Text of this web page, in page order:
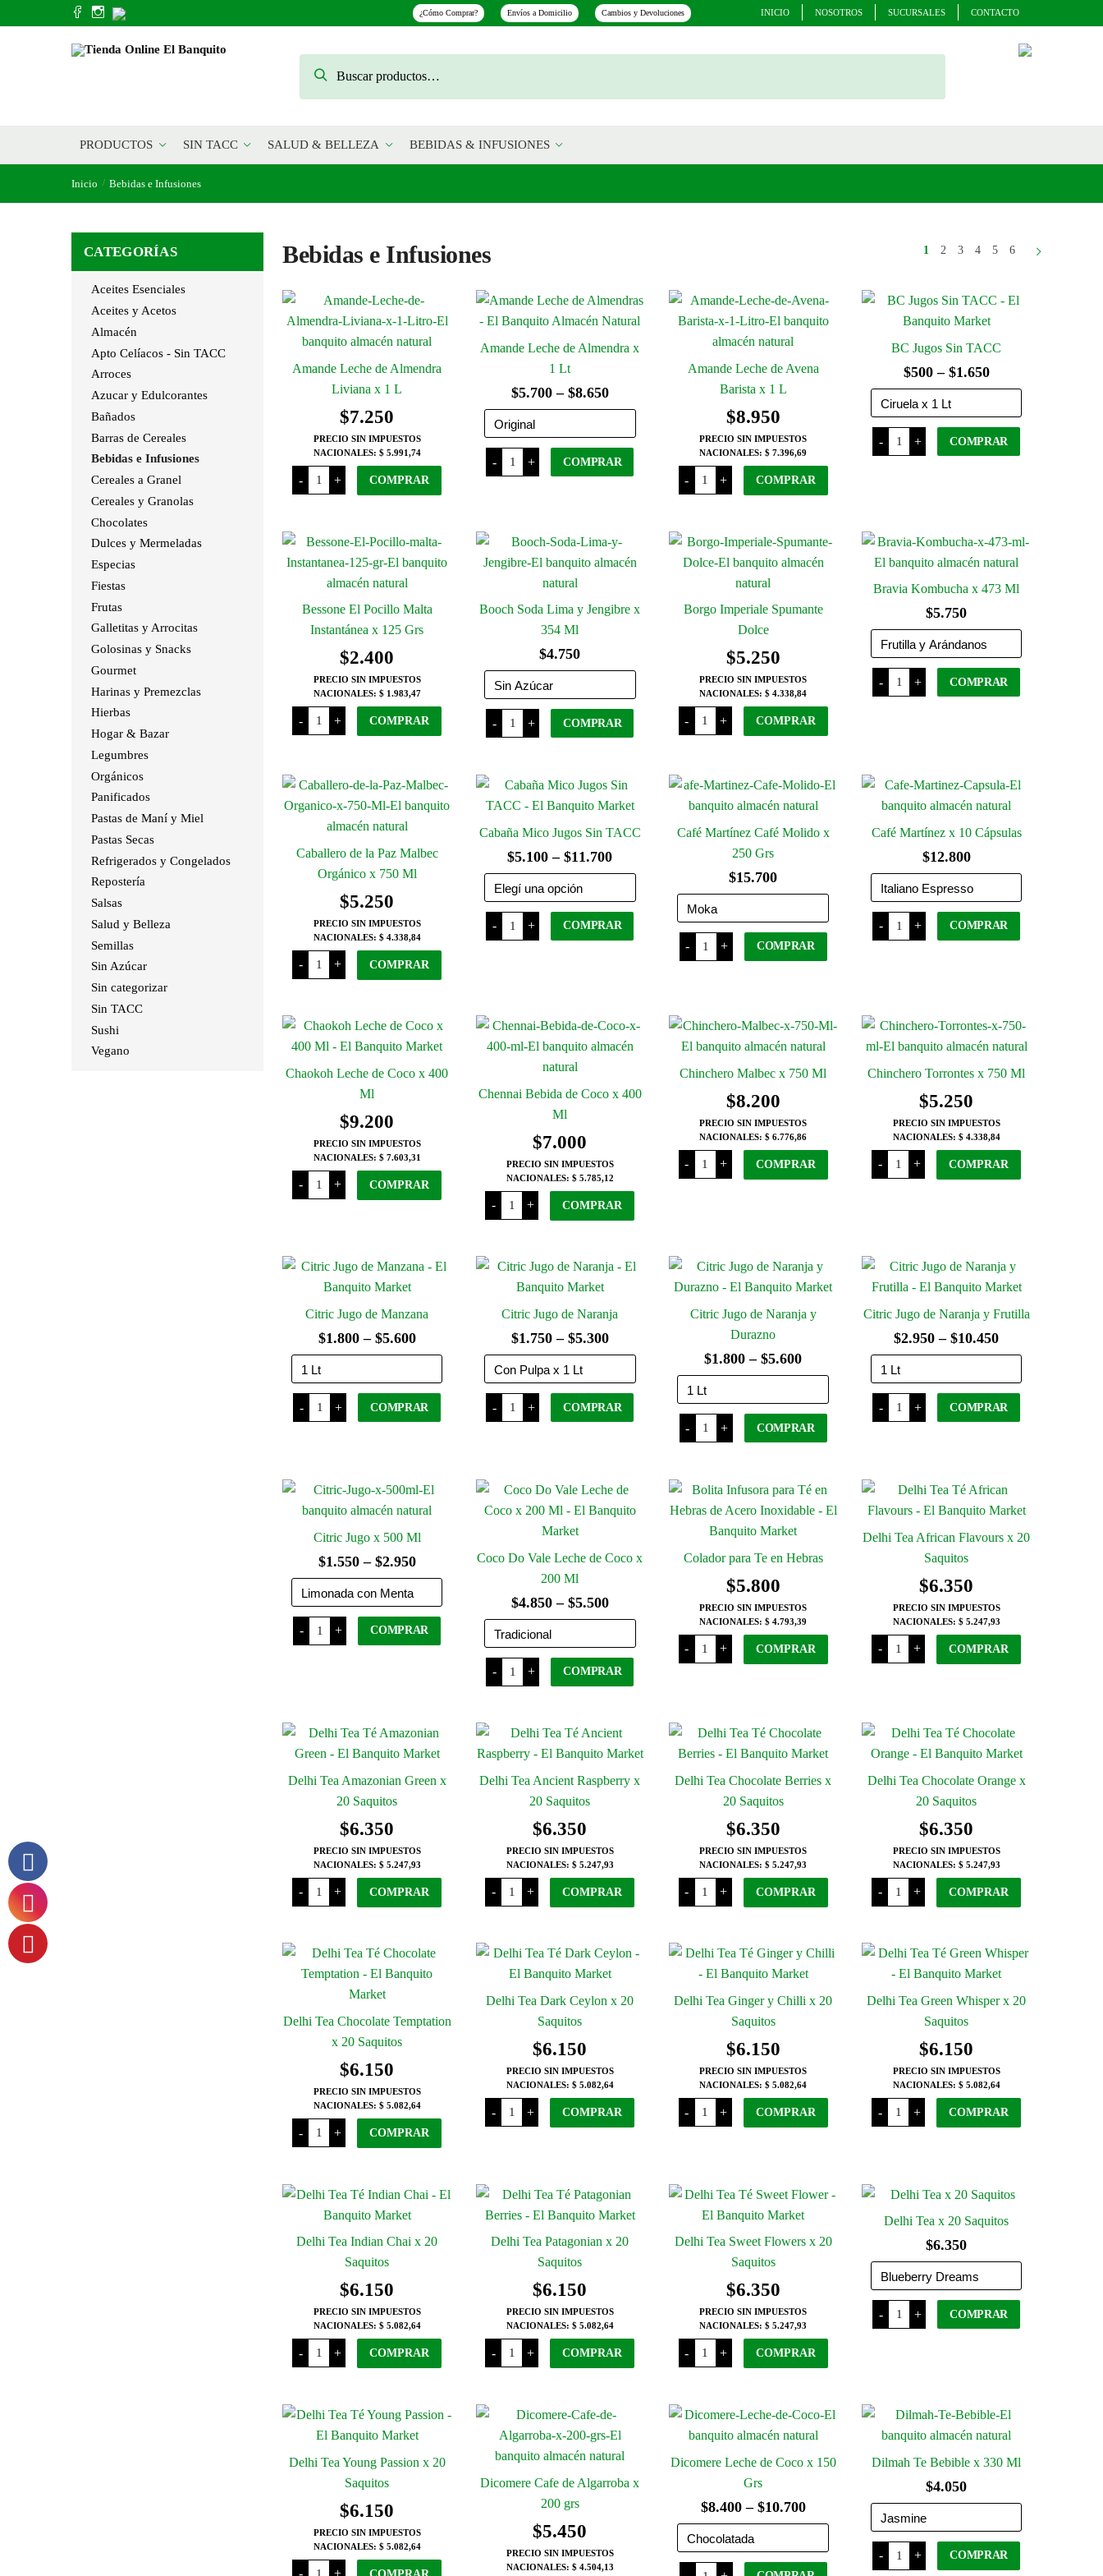
to
to
¿Cómo Comprar? Envíos a Domicilio Cambios y Devoluciones INICIO NOSOTROS SUCURSALES CONTACTO
por:
Buscar
PRODUCTOS SIN TACC SALUD & BELLEZA BEBIDAS & INFUSIONES
Inicio / Bebidas e Infusiones
Bebidas e Infusiones 1 2 3 4 5 6
Amande Leche de Almendra
Liviana x 1 L
$7.250
PRECIO SIN IMPUESTOS
NACIONALES: $ 5.991,74
-
Amande
Leche
de
1
cantidad
+ COMPRAR
Amande Leche de Almendra x
1 Lt
$5.700 – $8.650Rango
precios:
desde
-
Amande
Leche
de
cantidad
+ COMPRAR
varias
variantes.
Las
opciones
se
pueden
elegir
la
página
Amande Leche de Avena
Barista x 1 L
$8.950
PRECIO SIN IMPUESTOS
NACIONALES:$ 7.396,69
-
Amande
Leche
de
1
L
cantidad
+ COMPRAR
BC Jugos Sin TACC
$500 – $1.650Rango
precios:
desde
-
BC
Jugos
Sin
+ COMPRAR
variantes.
Las
opciones
se
pueden
elegir
en
la
Bessone El Pocillo Malta
Instantánea x 125 Grs
$2.400
PRECIO SIN IMPUESTOS
NACIONALES: $ 1.983,47
-
Bessone
El
Pocillo
125
Grs
cantidad
+ COMPRAR
Booch Soda Lima y Jengibre x
354 Ml
$4.750
-
Booch
Soda
Lima
354
Ml
cantidad
+ COMPRAR
tiene
varias
variantes.
Las
opciones
se
pueden
elegir
producto
Borgo Imperiale Spumante
Dolce
$5.250
PRECIO SIN IMPUESTOS
NACIONALES:$ 4.338,84
-
Borgo
Imperiale
Spumante
+ COMPRAR
Bravia Kombucha x 473 Ml
$5.750
-
Bravia
Kombucha
x
+ COMPRAR
variantes.
Las
opciones
se
elegir
en
la
Caballero de la Paz Malbec
Orgánico x 750 Ml
$5.250
PRECIO SIN IMPUESTOS
NACIONALES: $ 4.338,84
-
Caballero
de
la
x
750
Ml
cantidad
+ COMPRAR
Cabaña Mico Jugos Sin TACC
$5.100 – $11.700Rango
de
precios:
desde
-
Cabaña
Mico
Jugos
+ COMPRAR
variantes.
Las
opciones
se
pueden
en
la
página
del
Café Martínez Café Molido x
250 Grs
$15.700
-
Café
Martínez
Café
cantidad
+ COMPRAR
variantes.
Las
opciones
pueden
elegir
Café Martínez x 10 Cápsulas
$12.800
-
Café
Martínez
x
+ COMPRAR
variantes.
Las
opciones
se
elegir
en
la
Chaokoh Leche de Coco x 400
Ml
$9.200
PRECIO SIN IMPUESTOS
NACIONALES: $ 7.603,31
-
Chaokoh
Leche
de
cantidad
+ COMPRAR
Chennai Bebida de Coco x 400
Ml
$7.000
PRECIO SIN IMPUESTOS
NACIONALES: $ 5.785,12
-
Chennai
Bebida
de
Ml
cantidad
+ COMPRAR
Chinchero Malbec x 750 Ml
$8.200
PRECIO SIN IMPUESTOS
NACIONALES:$ 6.776,86
-
Chinchero
Malbec
x
+ COMPRAR
Chinchero Torrontes x 750 Ml
$5.250
PRECIO SIN IMPUESTOS
NACIONALES: $ 4.338,84
-
Chinchero
Torrontes
x
+ COMPRAR
Citric Jugo de Manzana
$1.800 – $5.600Rango
precios:
desde
-
Citric
Jugo
de
+ COMPRAR
varias
variantes.
Las
opciones
se
pueden
elegir
en
Citric Jugo de Naranja
$1.750 – $5.300Rango
precios:
desde
-
Citric
Jugo
de
+ COMPRAR
varias
variantes.
Las
opciones
se
pueden
página
Citric Jugo de Naranja y
Durazno
$1.800 – $5.600Rango
precios:
desde
-
Citric
Jugo
de
cantidad
+ COMPRAR
tiene
varias
variantes.
Las
se
pueden
elegir
en
producto
Citric Jugo de Naranja y Frutilla
$2.950 – $10.450Rango
precios:
desde
-
Citric
Jugo
de
+ COMPRAR
varias
variantes.
Las
opciones
pueden
elegir
en
la
Citric Jugo x 500 Ml
$1.550 – $2.950Rango
de
precios:
desde
-
Citric
Jugo
x
+ COMPRAR
variantes.
Las
opciones
se
elegir
en
la
página
Coco Do Vale Leche de Coco x
200 Ml
$4.850 – $5.500Rango
de
precios:
desde
-
Coco
Do
Vale
200
Ml
cantidad
+ COMPRAR
tiene
varias
variantes.
Las
se
pueden
elegir
en
del
producto
Colador para Te en Hebras
$5.800
PRECIO SIN IMPUESTOS
NACIONALES:$ 4.793,39
-
Colador
para
Te
+ COMPRAR
Delhi Tea African Flavours x 20
Saquitos
$6.350
PRECIO SIN IMPUESTOS
NACIONALES: $ 5.247,93
-
Delhi
Tea
African
cantidad
+ COMPRAR
Delhi Tea Amazonian Green x
20 Saquitos
$6.350
PRECIO SIN IMPUESTOS
NACIONALES: $ 5.247,93
-
Delhi
Tea
Amazonian
Saquitos
cantidad
+ COMPRAR
Delhi Tea Ancient Raspberry x
20 Saquitos
$6.350
PRECIO SIN IMPUESTOS
NACIONALES: $ 5.247,93
-
Delhi
Tea
Ancient
Saquitos
cantidad
+ COMPRAR
Delhi Tea Chocolate Berries x
20 Saquitos
$6.350
PRECIO SIN IMPUESTOS
NACIONALES:$ 5.247,93
-
Delhi
Tea
Chocolate
Saquitos
cantidad
+ COMPRAR
Delhi Tea Chocolate Orange x
20 Saquitos
$6.350
PRECIO SIN IMPUESTOS
NACIONALES: $ 5.247,93
-
Delhi
Tea
Chocolate
Saquitos
cantidad
+ COMPRAR
Delhi Tea Chocolate Temptation
x 20 Saquitos
$6.150
PRECIO SIN IMPUESTOS
NACIONALES: $ 5.082,64
-
Delhi
Tea
Chocolate
Saquitos
cantidad
+ COMPRAR
Delhi Tea Dark Ceylon x 20
Saquitos
$6.150
PRECIO SIN IMPUESTOS
NACIONALES: $ 5.082,64
-
Delhi
Tea
Dark
cantidad
+ COMPRAR
Delhi Tea Ginger y Chilli x 20
Saquitos
$6.150
PRECIO SIN IMPUESTOS
NACIONALES:$ 5.082,64
-
Delhi
Tea
Ginger
Saquitos
cantidad
+ COMPRAR
Delhi Tea Green Whisper x 20
Saquitos
$6.150
PRECIO SIN IMPUESTOS
NACIONALES: $ 5.082,64
-
Delhi
Tea
Green
cantidad
+ COMPRAR
Delhi Tea Indian Chai x 20
Saquitos
$6.150
PRECIO SIN IMPUESTOS
NACIONALES: $ 5.082,64
-
Delhi
Tea
Indian
Saquitos
cantidad
+ COMPRAR
Delhi Tea Patagonian x 20
Saquitos
$6.150
PRECIO SIN IMPUESTOS
NACIONALES: $ 5.082,64
-
Delhi
Tea
Patagonian
cantidad
+ COMPRAR
Delhi Tea Sweet Flowers x 20
Saquitos
$6.350
PRECIO SIN IMPUESTOS
NACIONALES:$ 5.247,93
-
Delhi
Tea
Sweet
Saquitos
cantidad
+ COMPRAR
Delhi Tea x 20 Saquitos
$6.350
-
Delhi
Tea
x
+ COMPRAR
variantes.
Las
opciones
se
pueden
en
la
Delhi Tea Young Passion x 20
Saquitos
$6.150
PRECIO SIN IMPUESTOS
NACIONALES: $ 5.082,64
Delhi
Dicomere Cafe de Algarroba x
200 grs
$5.450
PRECIO SIN IMPUESTOS
NACIONALES: $ 4.504,13
Dicomere Leche de Coco x 150
Grs
$8.400 – $10.700Rango
de
precios:
Dicomere
Dilmah Te Bebible x 330 Ml
$4.050
-
Dilmah
Te
Bebible
+ COMPRAR
CATEGORÍAS
Aceites Esenciales
Aceites y Acetos
Almacén
Apto Celíacos - Sin TACC
Arroces
Azucar y Edulcorantes
Bañados
Barras de Cereales
Bebidas e Infusiones
Cereales a Granel
Cereales y Granolas
Chocolates
Dulces y Mermeladas
Especias
Fiestas
Frutas
Galletitas y Arrocitas
Golosinas y Snacks
Gourmet
Harinas y Premezclas
Hierbas
Hogar & Bazar
Legumbres
Orgánicos
Panificados
Pastas de Maní y Miel
Pastas Secas
Refrigerados y Congelados
Repostería
Salsas
Salud y Belleza
Semillas
Sin Azúcar
Sin categorizar
Sin TACC
Sushi
Vegano